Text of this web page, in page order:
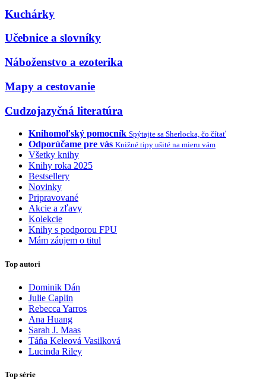
Kuchárky
Učebnice a slovníky
Náboženstvo a ezoterika
Mapy a cestovanie
Cudzojazyčná literatúra
Knihomoľský pomocník Spýtajte sa Sherlocka, čo čítať
Odporúčame pre vás Knižné tipy ušité na mieru vám
Všetky knihy
Knihy roka 2025
Bestsellery
Novinky
Pripravované
Akcie a zľavy
Kolekcie
Knihy s podporou FPU
Mám záujem o titul
Top autori
Dominik Dán
Julie Caplin
Rebecca Yarros
Ana Huang
Sarah J. Maas
Táňa Keleová Vasilková
Lucinda Riley
Top série